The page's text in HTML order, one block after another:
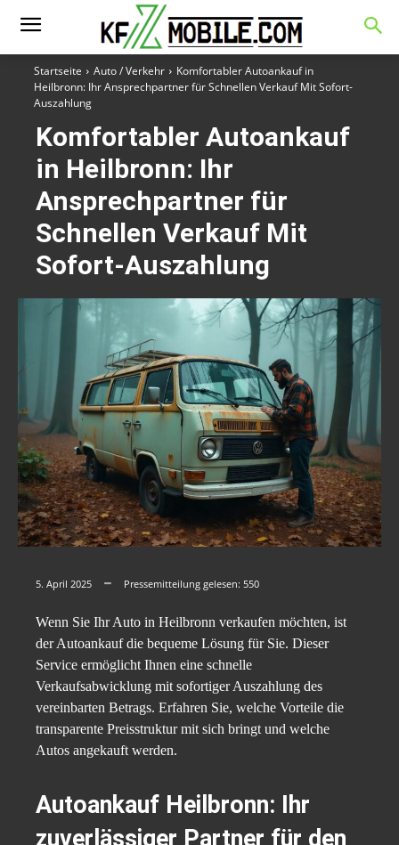
Startseite Auto / Verkehr
Komfortabler Autoankauf in
Heilbronn: Ihr Ansprechpartner für Schnellen Verkauf Mit Sofort-
Auszahlung
Komfortabler Autoankauf
in Heilbronn: Ihr
Ansprechpartner für
Schnellen Verkauf Mit
Sofort-Auszahlung
5. April 2025 Pressemitteilung gelesen: 550
Wenn Sie Ihr Auto in Heilbronn verkaufen möchten, ist
der Autoankauf die bequeme Lösung für Sie. Dieser
Service ermöglicht Ihnen eine schnelle
Verkaufsabwicklung mit sofortiger Auszahlung des
vereinbarten Betrags. Erfahren Sie, welche Vorteile die
transparente Preisstruktur mit sich bringt und welche
Autos angekauft werden.
Autoankauf Heilbronn: Ihr
zuverlässiger Partner für den